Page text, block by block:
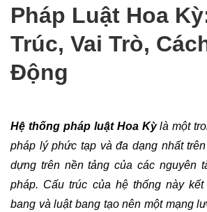
Pháp Luật Hoa
Trúc, Vai Trò,
Động
Hệ thống pháp luật Hoa Kỳ là một
pháp lý phức tạp và đa dạng nhất
dựng trên nền tảng của các nguyên
pháp. Cấu trúc của hệ thống này
bang và luật bang tạo nên một mạng